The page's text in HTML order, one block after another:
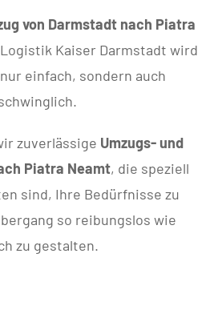
von Darmstadt nach Piatra
Kaiser Darmstadt wird
einfach, sondern auch
zuverlässige Umzugs- und
Piatra Neamt, die speziell
sind, Ihre Bedürfnisse zu
so reibungslos wie
zu gestalten.